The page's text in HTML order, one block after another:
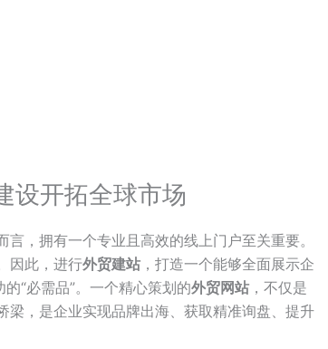
设开拓全球市场
，拥有一个专业且高效的线上门户至关重要。
因此，进行外贸建站 ，打造一个能够全面展示企
的“必需品”。一个精心策划的外贸网站 ，不仅是
，是企业实现品牌出海、获取精准询盘、提升